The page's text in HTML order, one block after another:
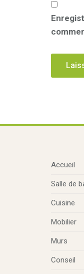
Accueil
Salle de
Cuisine
Mobilier
Murs
Conseil